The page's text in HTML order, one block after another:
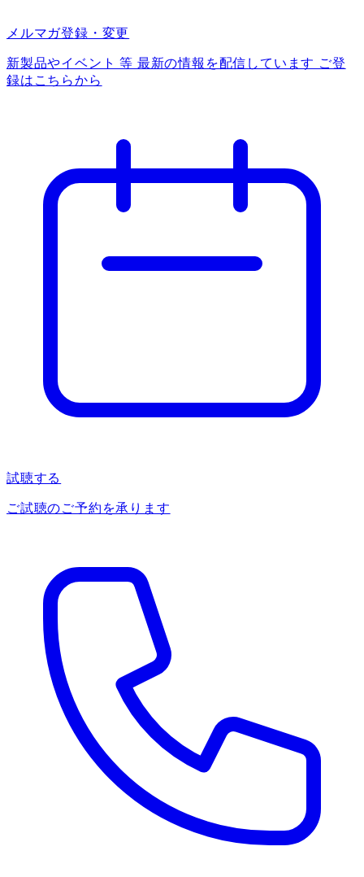
メルマガ登録・変更
新製品やイベント 等 最新の情報を配信しています ご登
録はこちらから
試聴する
ご試聴のご予約を承ります